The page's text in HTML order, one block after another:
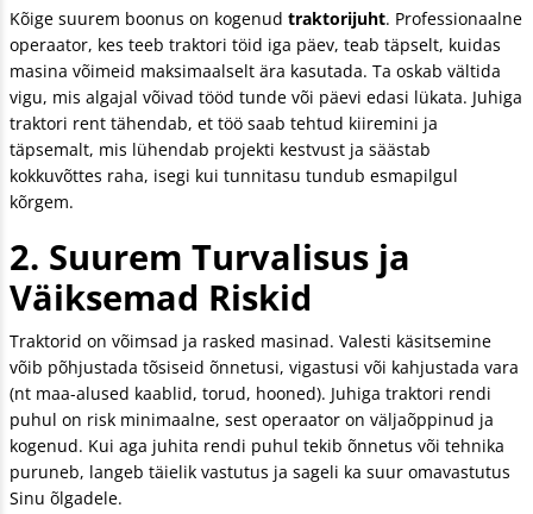
Kõige suurem boonus on kogenud traktorijuht. Professionaalne
operaator, kes teeb traktori töid iga päev, teab täpselt, kuidas
masina võimeid maksimaalselt ära kasutada. Ta oskab vältida
vigu, mis algajal võivad tööd tunde või päevi edasi lükata. Juhiga
traktori rent tähendab, et töö saab tehtud kiiremini ja
täpsemalt, mis lühendab projekti kestvust ja säästab
kokkuvõttes raha, isegi kui tunnitasu tundub esmapilgul
kõrgem.
2. Suurem Turvalisus ja
Väiksemad Riskid
Traktorid on võimsad ja rasked masinad. Valesti käsitsemine
võib põhjustada tõsiseid õnnetusi, vigastusi või kahjustada vara
(nt maa-alused kaablid, torud, hooned). Juhiga traktori rendi
puhul on risk minimaalne, sest operaator on väljaõppinud ja
kogenud. Kui aga juhita rendi puhul tekib õnnetus või tehnika
puruneb, langeb täielik vastutus ja sageli ka suur omavastutus
Sinu õlgadele.